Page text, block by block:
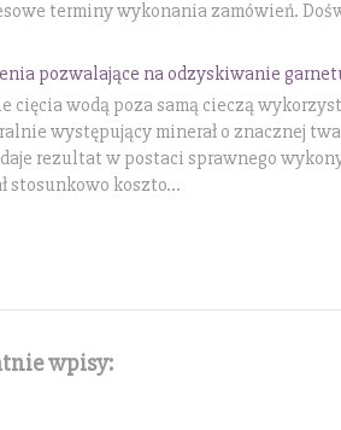
terminy wykonania zamówień.
pozwalające na odzyskiwanie
cięcia wodą poza samą cieczą
występujący minerał o znacznej
rezultat w postaci sprawnego
stosunkowo koszto...
wpisy: